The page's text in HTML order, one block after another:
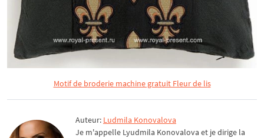
Motif de broderie machine gratuit Fleur de lis
Auteur: Ludmila Konovalova
Je m'appelle Lyudmila Konovalova et je dirige la